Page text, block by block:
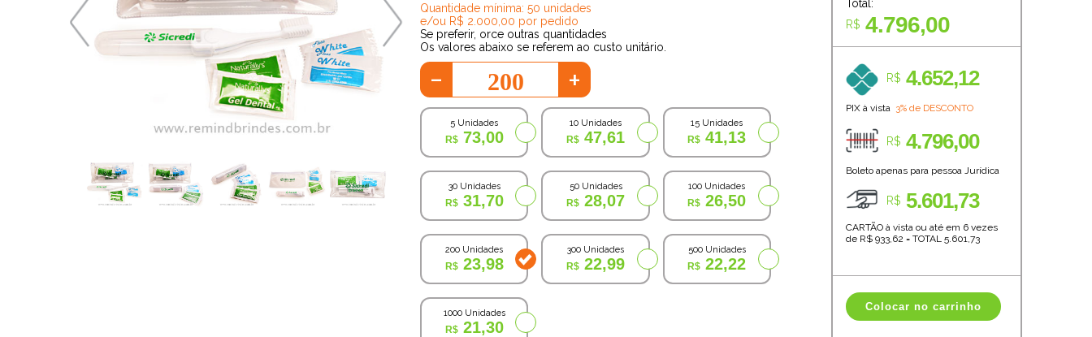
Quantidade mínima: 50 unidades
e/ou R$ 2.000,00 por pedido
Se preferir, orce outras quantidades
Os valores abaixo se referem ao custo unitário.
- +
5 Unidades
73,00
10 Unidades
47,61
15 Unidades
41,13
30 Unidades
31,70
50 Unidades
28,07
100 Unidades
26,50
200 Unidades
23,98
300 Unidades
22,99
500 Unidades
22,22
1000 Unidades
21,30
Total:
R$ 4.796,00
R$ 4.652,12
PIX à vista 3% de DESCONTO
R$ 4.796,00
Boleto apenas para pessoa Jurídica
R$ 5.601,73
CARTÃO à vista ou até em 6 vezes
de R$933,62 =TOTAL5.601,73
Colocar no carrinho